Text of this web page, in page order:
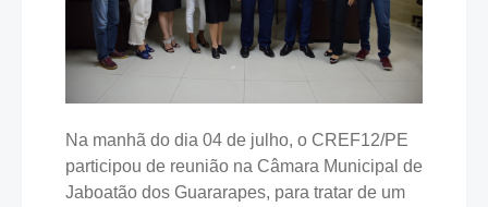
Na manhã do dia 04 de julho, o CREF12/PE
participou de reunião na Câmara Municipal de
Jaboatão dos Guararapes, para tratar de um